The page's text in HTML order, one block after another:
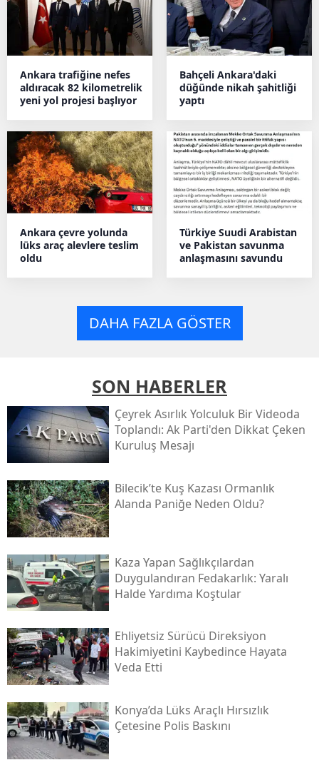
Ankara trafiğine nefes
aldıracak 82 kilometrelik
yeni yol projesi başlıyor
Bahçeli Ankara'daki
düğünde nikah şahitliği
yaptı
Ankara çevre yolunda
lüks araç alevlere teslim
oldu
Türkiye Suudi Arabistan
ve Pakistan savunma
anlaşmasını savundu
DAHA FAZLA GÖSTER
SON HABERLER
Çeyrek Asırlık Yolculuk Bir Videoda
Toplandı: Ak Parti'den Dikkat Çeken
Kuruluş Mesajı
Bilecik’te Kuş Kazası Ormanlık
Alanda Paniğe Neden Oldu?
Kaza Yapan Sağlıkçılardan
Duygulandıran Fedakarlık: Yaralı
Halde Yardıma Koştular
Ehliyetsiz Sürücü Direksiyon
Hakimiyetini Kaybedince Hayata
Veda Etti
Konya’da Lüks Araçlı Hırsızlık
Çetesine Polis Baskını